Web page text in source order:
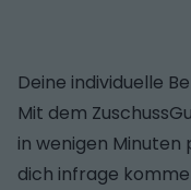
Deine individuelle
Mit dem
in wenigen Minuten
dich infrage